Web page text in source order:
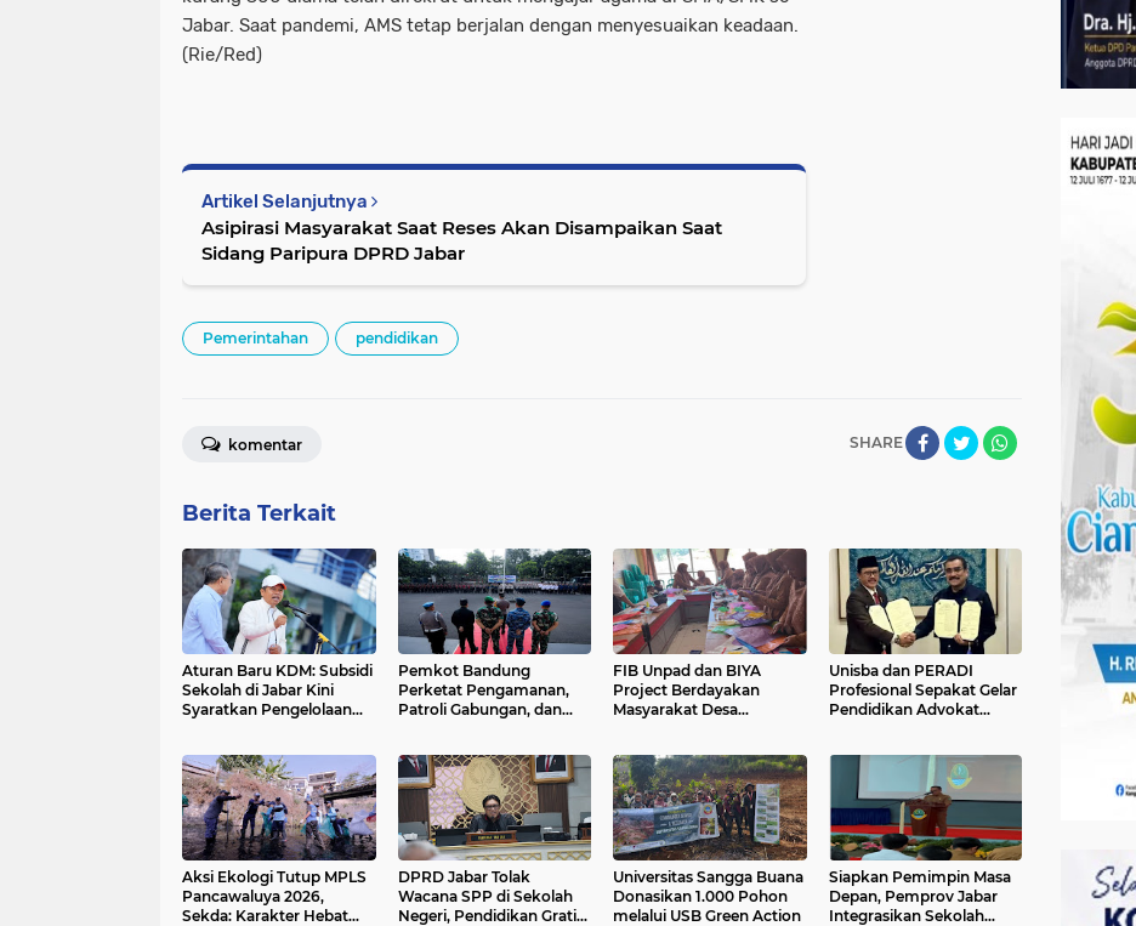
Jabar. Saat pandemi, AMS tetap berjalan dengan menyesuaikan keadaan.
(Rie/Red)
Artikel Selanjutnya
Asipirasi Masyarakat Saat Reses Akan Disampaikan Saat
Sidang Paripura DPRD Jabar
Pemerintahan pendidikan
SHARE
komentar
Berita Terkait
Aturan Baru KDM: Subsidi
Sekolah di Jabar Kini
Syaratkan Pengelolaan
Pemkot Bandung
Perketat Pengamanan,
Patroli Gabungan, dan
FIB Unpad dan BIYA
Project Berdayakan
Masyarakat Desa
Ulang Plastik
Unisba dan PERADI
Profesional Sepakat Gelar
Pendidikan Advokat
Aksi Ekologi Tutup MPLS
Pancawaluya 2026,
Sekda: Karakter Hebat
DPRD Jabar Tolak
Wacana SPP di Sekolah
Negeri, Pendidikan Gratis
Universitas Sangga Buana
Donasikan 1.000 Pohon
melalui USB Green Action
Siapkan Pemimpin Masa
Depan, Pemprov Jabar
Integrasikan Sekolah